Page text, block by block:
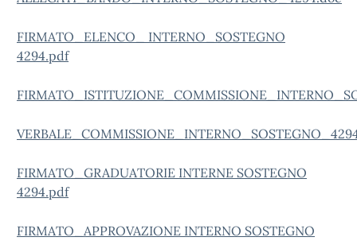
FIRMATO_ELENCO_ INTERNO_SOSTEGNO
4294.pdf
FIRMATO_GRADUATORIE INTERNE SOSTEGNO
4294.pdf
FIRMATO_APPROVAZIONE INTERNO SOSTEGNO